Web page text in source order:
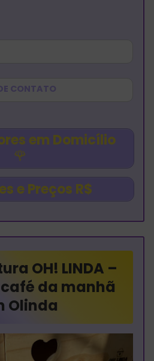
CONTATO
em Domicílio
🌹
e Preços R$
OH! LINDA –
da manhã
Olinda